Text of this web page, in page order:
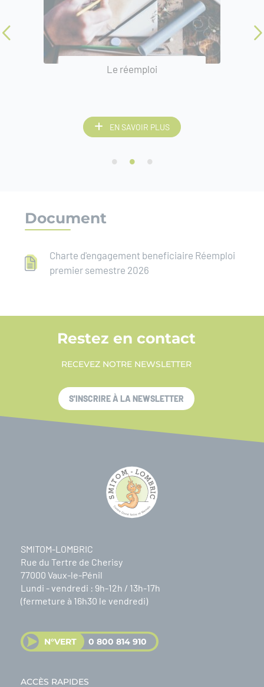
Le réemploi
EN SAVOIR PLUS
Document
Charte d'engagement beneficiaire Réemploi
premier semestre 2026
SMITOM-LOMBRIC
Rue du Tertre de Cherisy
77000 Vaux-le-Pénil
Lundi - vendredi : 9h-12h / 13h-17h
(fermeture à 16h30 le vendredi)
N°VERT 0 800 814 910
ACCÈS RAPIDES
Restez en contact
RECEVEZ NOTRE NEWSLETTER
S'INSCRIRE À LA NEWSLETTER